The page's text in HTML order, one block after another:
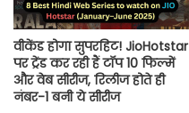
वीकेंड होगा सुपरहिट! JioHotstar
पर ट्रेंड कर रही हैं टॉप 10 फिल्में
और वेब सीरीज, रिलीज होते ही
नंबर-1 बनी ये सीरीज